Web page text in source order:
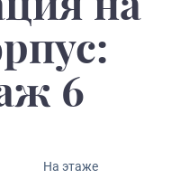
в
каталог
класса6
На этаже